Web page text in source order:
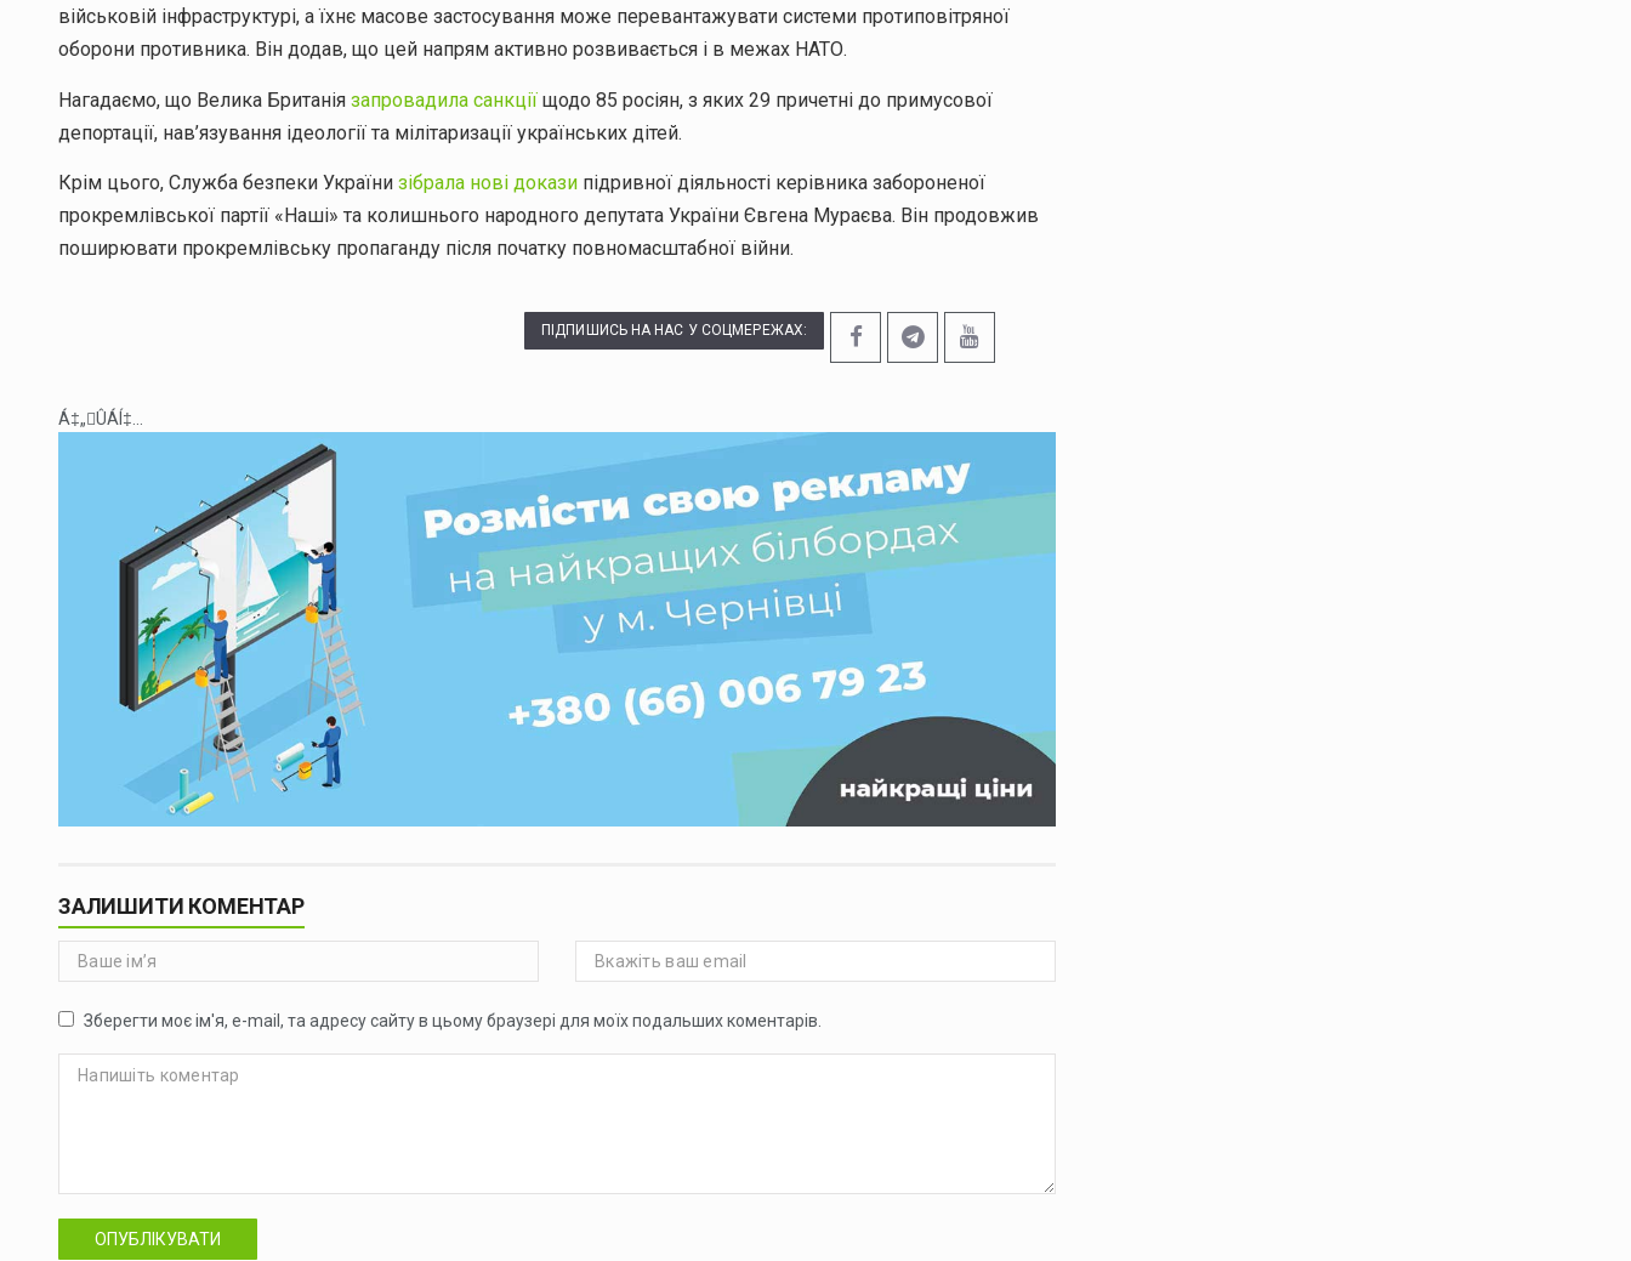
військовій інфраструктурі, а їхнє масове застосування може перевантажувати системи протиповітряної
оборони противника. Він додав, що цей напрям активно розвивається і в межах НАТО.
Нагадаємо, що Велика Британія запровадила санкції щодо 85 росіян, з яких 29 причетні до примусової
депортації, нав’язування ідеології та мілітаризації українських дітей.
Крім цього, Служба безпеки України зібрала нові докази підривної діяльності керівника забороненої
прокремлівської партії «Наші» та колишнього народного депутата України Євгена Мураєва. Він продовжив
поширювати прокремлівську пропаганду після початку повномасштабної війни.
ПІДПИШИСЬ НА НАС У СОЦМЕРЕЖАХ:
Á‡„ÛÁÍ‡...
ЗАЛИШИТИ КОМЕНТАР
Зберегти моє ім'я, e-mail, та адресу сайту в цьому браузері для моїх подальших коментарів.
ОПУБЛІКУВАТИ